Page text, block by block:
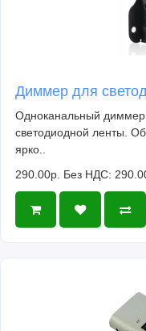
Диммер для
Одноканальный диммер
светодиодной ленты.
ярко..
290.00р. Без НДС: